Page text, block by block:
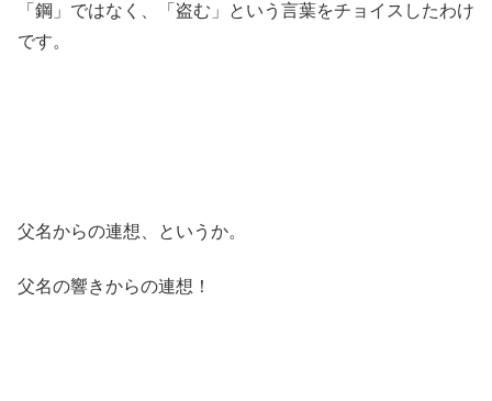
「鋼」ではなく、「盗む」という言葉をチョイスしたわけ
です。
父名からの連想、というか。
父名の響きからの連想！